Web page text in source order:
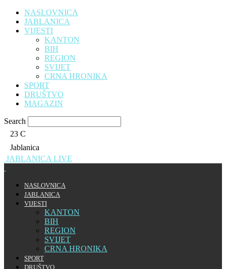
NASLOVNICA
JABLANICA
VIJESTI
KANTON
BIH
REGION
SVIJET
CRNA HRONIKA
SPORT
DRUŠTVO
MAGAZIN
Search
23 C
Jablanica
JABLANICA LIVE
NASLOVNICA
JABLANICA
VIJESTI
KANTON
BIH
REGION
SVIJET
CRNA HRONIKA
SPORT
DRUŠTVO